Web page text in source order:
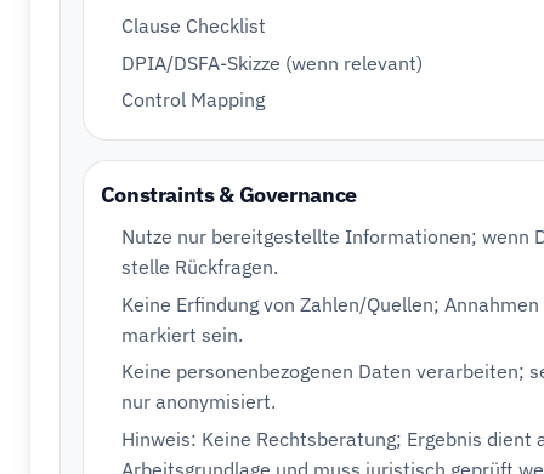
Clause Checklist
DPIA/DSFA-Skizze (wenn relevant)
Control Mapping
Constraints & Governance
Nutze nur bereitgestellte Informationen; wenn
stelle Rückfragen.
Keine Erfindung von Zahlen/Quellen;
markiert sein.
Keine personenbezogenen Daten verarbeiten;
nur anonymisiert.
Hinweis: Keine Rechtsberatung; Ergebnis dient
Arbeitsgrundlage und muss juristisch geprüft